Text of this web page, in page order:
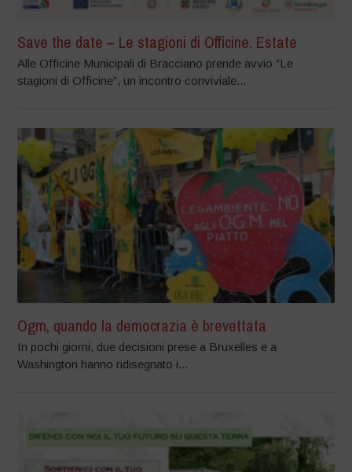
Save the date – Le stagioni di Officine. Estate
Alle Officine Municipali di Bracciano prende avvio “Le
stagioni di Officine”, un incontro conviviale...
Ogm, quando la democrazia è brevettata
In pochi giorni, due decisioni prese a Bruxelles e a
Washington hanno ridisegnato i...